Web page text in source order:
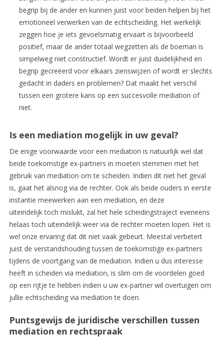
begrip bij de ander en kunnen juist voor beiden helpen bij het
emotioneel verwerken van de echtscheiding. Het werkelijk
zeggen hoe je iets gevoelsmatig ervaart is bijvoorbeeld
positief, maar de ander totaal wegzetten als de boeman is
simpelweg niet constructief. Wordt er juist duidelijkheid en
begrip gecreëerd voor elkaars zienswijzen of wordt er slechts
gedacht in daders en problemen? Dat maakt het verschil
tussen een grotere kans op een succesvolle mediation of
niet.
Is een mediation mogelijk in uw geval?
De enige voorwaarde voor een mediation is natuurlijk wel dat
beide toekomstige ex-partners in moeten stemmen met het
gebruik van mediation om te scheiden. Indien dit niet het geval
is, gaat het alsnog via de rechter. Ook als beide ouders in eerste
instantie meewerken aan een mediation, en deze
uiteindelijk toch mislukt, zal het hele scheidingstraject eveneens
helaas toch uiteindelijk weer via de rechter moeten lopen. Het is
wel onze ervaring dat dit niet vaak gebeurt. Meestal verbetert
juist de verstandshouding tussen de toekomstige ex-partners
tijdens de voortgang van de mediation. Indien u dus interesse
heeft in scheiden via mediation, is slim om de voordelen goed
op een rijtje te hebben indien u uw ex-partner wil overtuigen om
jullie echtscheiding via mediation te doen.
Puntsgewijs de juridische verschillen tussen
mediation en rechtspraak